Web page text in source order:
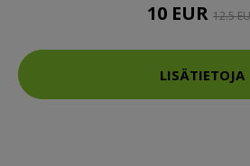
10 EUR 12.5
LISÄTIETOJA